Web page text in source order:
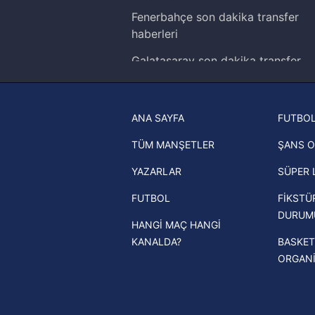
butonuna tıklayabilir,Çerez
6698 sayılı Kişisel Verilerin
Fenerbahçe son dakika transfer
haberleri
Galatasaray son dakika transfer
haberleri
Trendyol Süper Lig haberleri
Ziraat Türkiye Kupası haberleri
UEFA Şampiyonlar Ligi haberleri
UEFA Avrupa Ligi haberleri
UEFA Konferans Ligi haberleri
ANA SAYFA
TÜM MANŞETLER
YAZARLAR
FUTBOL
HANGİ MAÇ HANGİ
KANALDA?
ŞANS
SÜPER